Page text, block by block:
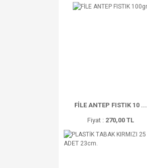
FİLE ANTEP FISTIK 10 ...
Fiyat : 270,00 TL